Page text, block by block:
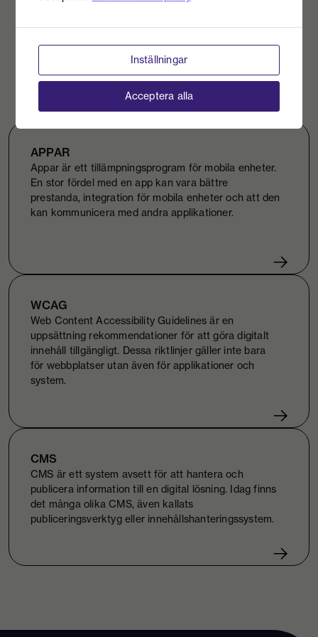
Vi berättar gärna mer!
APPAR
Appar är ett tillämpningsprogram för mobila enheter.
En stor fördel med en app kan vara bättre
prestanda, integration för mobila enheter och att den
kan kommunicera med andra applikationer.
WCAG
Web Content Accessibility Guidelines är en
uppsättning rekommendationer för att göra digitalt
innehåll tillgängligt. Dessa riktlinjer gäller inte bara
för webbplatser utan även för applikationer och
system.
CMS
CMS är ett system avsett för att hantera och
publicera information till en digital lösning. Idag finns
det många olika CMS, även kallats
publiceringsverktyg eller innehållshanteringssystem.
Inställningar
Acceptera alla